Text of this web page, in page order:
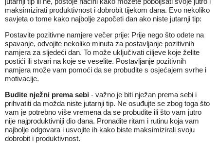
maksimizirati produktivnost i dobrobit tijekom dana. Evo nekoliko
savjeta o tome kako najbolje započeti dan ako niste jutarnji tip:
Postavite pozitivne namjere večer prije: Prije nego što odete na
spavanje, odvojite nekoliko minuta za postavljanje pozitivnih
namjera za sljedeći dan. To može uključivati ​​ciljeve koje želite
postići ili stvari na koje se veselite. Postavljanje pozitivnih
namjera može vam pomoći da se probudite s osjećajem svrhe i
motivacije.
Budite nježni prema sebi - važno je biti nježan prema sebi i
prihvatiti da možda niste jutarnji tip. Ne osuđujte se zbog toga što
vam je potrebno više vremena da se probudite ili što vam jutro
nije najproduktivniji dio dana. Pronađite ritam i rutinu koja vam
najbolje odgovara i usvojite ih kako biste maksimizirali svoju
dobrobit i produktivnost.